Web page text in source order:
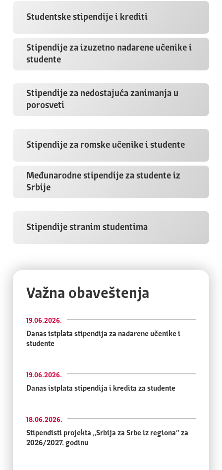
Studentske stipendije i krediti
Stipendije za izuzetno nadarene učenike i
studente
Stipendije za nedostajuća zanimanja u
porosveti
Stipendije za romske učenike i studente
Međunarodne stipendije za studente iz
Srbije
Stipendije stranim studentima
Važna obaveštenja
Danas istplata stipendija za nadarene učenike i
studente
19.06.2026.
Danas istplata stipendija i kredita za studente
19.06.2026.
Stipendisti projekta „Srbija za Srbe iz regiona“ za
2026/2027. godinu
18.06.2026.